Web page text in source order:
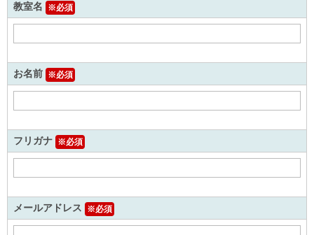
教室名 ※必須
お名前 ※必須
フリガナ ※必須
メールアドレス ※必須